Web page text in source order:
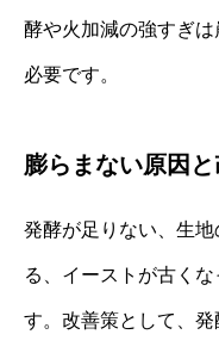
酵や火加減の強すぎ
必要です。
膨らまない原因
発酵が足りない、生
る、イーストが古く
す。改善策として、